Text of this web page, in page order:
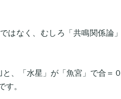
はなく、むしろ「共鳴関係論」
と、「水星」が「魚宮」で合＝０
す。